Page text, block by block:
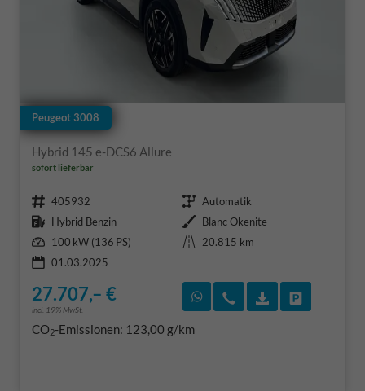
Peugeot 3008
Hybrid 145 e-DCS6 Allure
sofort lieferbar
Fahrzeugnr. 405932 Getriebe Automatik
Kraftstoff Hybrid Benzin Außenfarbe Blanc Okenite
Leistung 100 kW (136 PS) Kilometerstand
20.815 km
01.03.2025
27.707,– €
incl. 19% MwSt.
Rückruf vereinbaren
Wir rufen Sie an
CO2-Emissionen: 123,00 g/km